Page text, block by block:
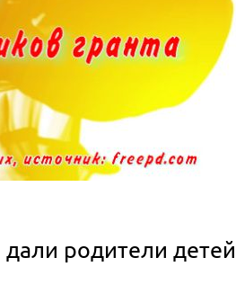
дали родители